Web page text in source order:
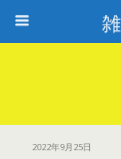
2022年9月25日